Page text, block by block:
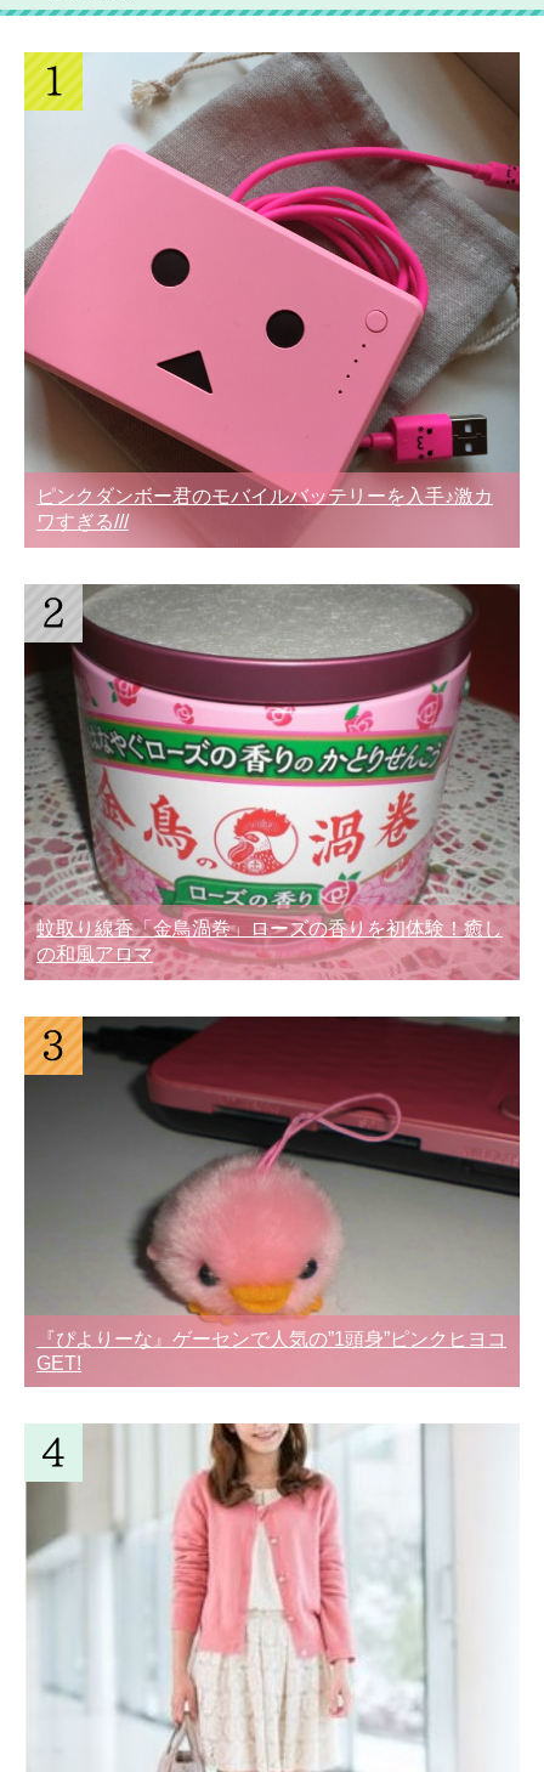
ピンクダンボー君のモバイルバッテリーを入手♪激カ
ワすぎる///
蚊取り線香「金鳥渦巻」ローズの香りを初体験！癒し
の和風アロマ
『ぴよりーな』ゲーセンで人気の”1頭身”ピンクヒヨコ
GET!